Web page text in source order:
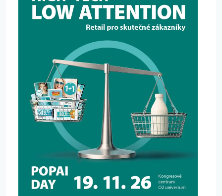
exponátů soutěží POPAI AWARDS, Hvězda 3D
reklamy a POPAI STUDENT AWARDS a večer
cen letošním vítězům. Letošní ročník bude opět
dynamický a hybridní – vystoupení výrazných
osobností retailového světa, případové studie,
diskusní panely, reportážní vstupy, interaktivní
formáty i prostor pro networking. Retail, který
inspiruje. Event, který spojuje.